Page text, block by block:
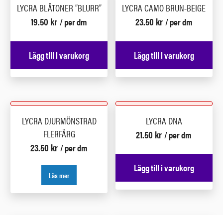
LYCRA BLÅTONER ”BLURR”
19.50 kr / per dm
Lägg till i varukorg
LYCRA CAMO BRUN-BEIGE
23.50 kr / per dm
Lägg till i varukorg
LYCRA DJURMÖNSTRAD
FLERFÄRG
23.50 kr / per dm
Läs mer
LYCRA DNA
21.50 kr / per dm
Lägg till i varukorg